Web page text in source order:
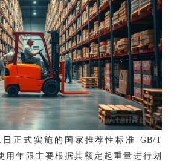
日正式实施的国家推荐性标准 GB/T
用年限主要根据其额定起重量进行划